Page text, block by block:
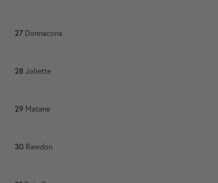
27 Donnacona​
28 Joliette​
29 Matane​
30 Rawdon​